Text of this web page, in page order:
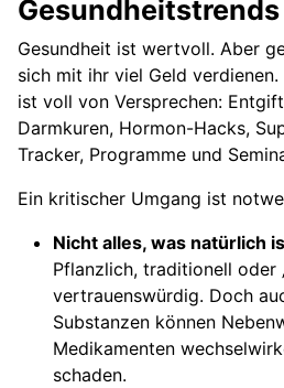
Gesundheitstrends
Gesundheit ist wertvoll. Aber
sich mit ihr viel Geld
ist voll von Versprechen:
Darmkuren, Hormon-Hacks,
Tracker, Programme und
Ein kritischer Umgang ist
Nicht alles, was natürlich
Pflanzlich, traditionell oder
vertrauenswürdig. Doch
Substanzen können
Medikamenten
schaden.